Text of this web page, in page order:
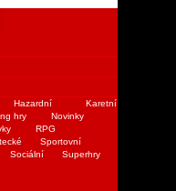
Hazardní
Karetní
hry
Novinky
RPG
Sportovní
Sociální
Superhry